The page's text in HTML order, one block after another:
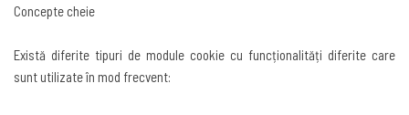
Concepte cheie
Există diferite tipuri de module cookie cu funcționalități diferite care
sunt utilizate în mod frecvent: